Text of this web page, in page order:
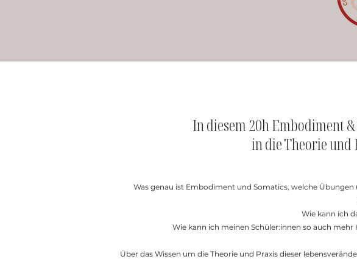
In diesem 20h Embodiment
in die Theorie und
Was genau ist Embodiment und Somatics, welche
Wie kann ich
Wie kann ich meinen Schüler:innen so auch
Über das Wissen um die Theorie und Praxis dieser